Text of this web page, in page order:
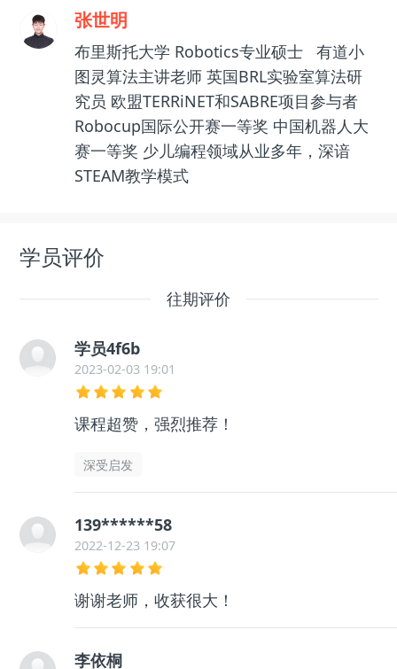
张世明
布里斯托大学 Robotics专业硕士 有道小
图灵算法主讲老师 英国BRL实验室算法研
究员 欧盟TERRiNET和SABRE项目参与者
Robocup国际公开赛一等奖 中国机器人大
赛一等奖 少儿编程领域从业多年，深谙
STEAM教学模式
学员评价
往期评价
学员4f6b
2023-02-03 19:01
课程超赞，强烈推荐！
深受启发
139******58
2022-12-23 19:07
谢谢老师，收获很大！
李依桐